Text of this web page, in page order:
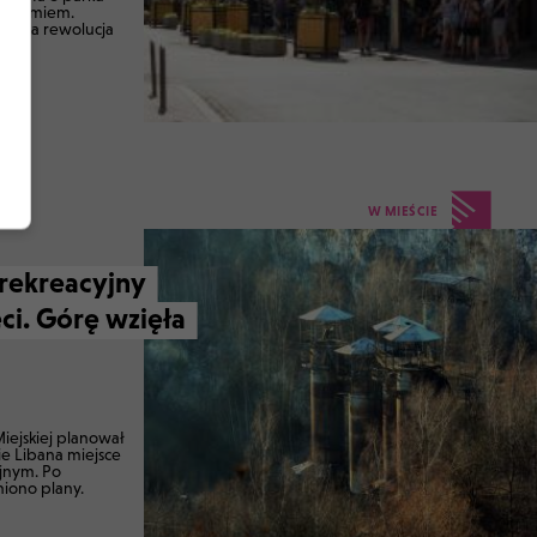
rewolucja
W MIEŚCIE
Górę wzięła
planował
Libana miejsce
Po
plany.